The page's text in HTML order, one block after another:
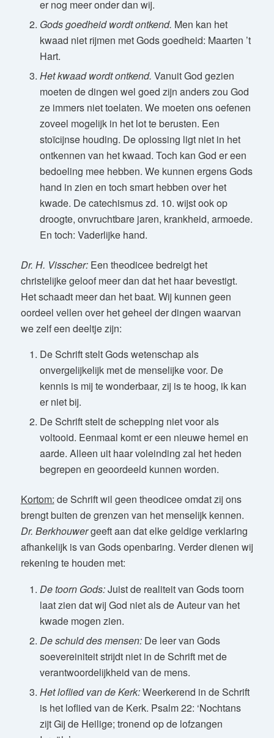
er nog meer onder dan wij.
Gods goedheid wordt ontkend. Men kan het
kwaad niet rijmen met Gods goedheid: Maarten ’t
Hart.
Het kwaad wordt ontkend. Vanuit God gezien
moeten de dingen wel goed zijn anders zou God
ze immers niet toelaten. We moeten ons oefenen
zoveel mogelijk in het lot te berusten. Een
stoïcijnse houding. De oplossing ligt niet in het
ontkennen van het kwaad. Toch kan God er een
bedoeling mee hebben. We kunnen ergens Gods
hand in zien en toch smart hebben over het
kwade. De catechismus zd. 10. wijst ook op
droogte, onvruchtbare jaren, krankheid, armoede.
En toch: Vaderlijke hand.
Dr. H. Visscher: Een theodicee bedreigt het
christelijke geloof meer dan dat het haar bevestigt.
Het schaadt meer dan het baat. Wij kunnen geen
oordeel vellen over het geheel der dingen waarvan
we zelf een deeltje zijn:
De Schrift stelt Gods wetenschap als
onvergelijkelijk met de menselijke voor. De
kennis is mij te wonderbaar, zij is te hoog, ik kan
er niet bij.
De Schrift stelt de schepping niet voor als
voltooid. Eenmaal komt er een nieuwe hemel en
aarde. Alleen uit haar voleinding zal het heden
begrepen en geoordeeld kunnen worden.
Kortom: de Schrift wil geen theodicee omdat zij ons
brengt buiten de grenzen van het menselijk kennen.
Dr. Berkhouwergeeft aan dat elke geldige verklaring
afhankelijk is van Gods openbaring. Verder dienen wij
rekening te houden met:
De toorn Gods:Juist de realiteit van Gods toorn
laat zien dat wij God niet als de Auteur van het
kwade mogen zien.
De schuld des mensen:De leer van Gods
soevereiniteit strijdt niet in de Schrift met de
verantwoordelijkheid van de mens.
Het loflied van de Kerk:Weerkerend in de Schrift
is het loflied van de Kerk. Psalm 22: ‘Nochtans
zijt Gij de Heilige; tronend op de lofzangen